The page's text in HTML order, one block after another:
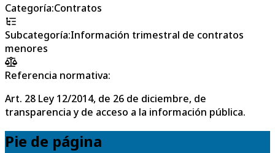
Categoría:Contratos
Subcategoría:Información trimestral de contratos
menores
Referencia normativa:
Art. 28 Ley 12/2014, de 26 de diciembre, de
transparencia y de acceso a la información pública.
Pie de página